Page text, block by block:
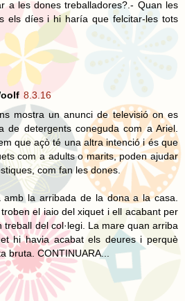
a les dones treballadores?.- Quan les
els díes i hi haría que felcitar-les tots
8.3.16
mostra un anunci de televisió on es
de detergents coneguda com a Ariel.
que açò té una altra intenció i és que
com a adults o marits, poden ajudar
com fan les dones.
amb la arribada de la dona a la casa.
el iaio del xiquet i ell acabant per
treball del col·legi. La mare quan arriba
hi havia acabat els deures i perquè
bruta. CONTINUARA...